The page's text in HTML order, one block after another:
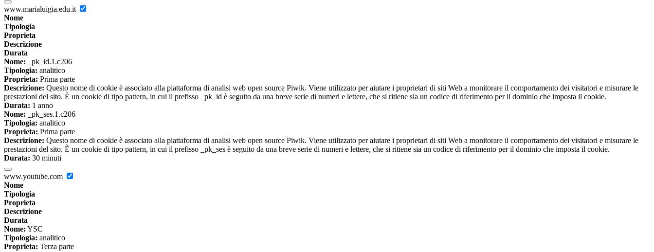
www.marialuigia.edu.it
Nome
Tipologia
Proprieta
Descrizione
Durata
Nome: _pk_id.1.c206
Tipologia: analitico
Proprieta: Prima parte
Descrizione: Questo nome di cookie è associato alla piattaforma di analisi web open source Piwik. Viene utilizzato per aiutare i proprietari di siti Web a monitorare il comportamento dei visitatori e misurare le
prestazioni del sito. È un cookie di tipo pattern, in cui il prefisso _pk_id è seguito da una breve serie di numeri e lettere, che si ritiene sia un codice di riferimento per il dominio che imposta il cookie.
Durata: 1 anno
Nome: _pk_ses.1.c206
Tipologia: analitico
Proprieta: Prima parte
Descrizione: Questo nome di cookie è associato alla piattaforma di analisi web open source Piwik. Viene utilizzato per aiutare i proprietari di siti Web a monitorare il comportamento dei visitatori e misurare le
prestazioni del sito. È un cookie di tipo pattern, in cui il prefisso _pk_ses è seguito da una breve serie di numeri e lettere, che si ritiene sia un codice di riferimento per il dominio che imposta il cookie.
Durata: 30 minuti
www.youtube.com
Nome
Tipologia
Proprieta
Descrizione
Durata
Nome: YSC
Tipologia: analitico
Proprieta: Terza parte